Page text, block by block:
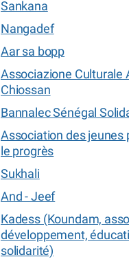
Sankana
Nangadef
Aar sa bopp
Associazione Culturale
Chiossan
Bannalec Sénégal
Association des jeunes
le progrès
Sukhali
And - Jeef
Kadess (Koundam,
développement,
solidarité)